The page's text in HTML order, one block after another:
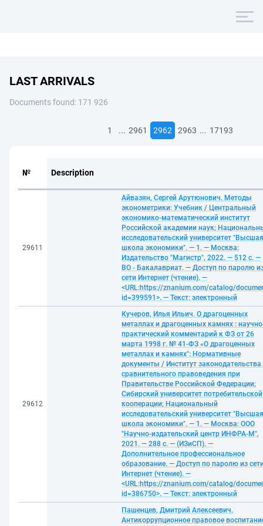
LAST ARRIVALS
Documents found: 171 926
1 ... 2961 2962 2963 ... 17193
№ Description
29611
Айвазян, Сергей Арутюнович. Методы
эконометрики: Учебник / Центральный
экономико-математический институт
Российской академии наук;
исследовательский университет "Высшая
школа экономики". — 1. — Москва:
Издательство "Магистр", 2022. — 512 с. —
ВО - Бакалавриат. — Доступ по паролю
сети Интернет (чтение). —
<URL:https://znanium.com/catalog/
id=399591>. — Текст: электронный
29612
Кучеров, Илья Ильич. О драгоценных
металлах и драгоценных камнях :
практический комментарий к ФЗ от 26
марта 1998 г. № 41-ФЗ «О драгоценных
металлах и камнях": Нормативные
документы / Институт законодательства
сравнительного правоведения при
Правительстве Российской Федерации;
Сибирский университет потребительской
кооперации; Национальный
исследовательский университет "Высшая
школа экономики". — 1. — Москва: ООО
"Научно-издательский центр ИНФРА-М",
2021. — 288 с. — (ИЗиСП). —
Дополнительное профессиональное
образование. — Доступ по паролю из
Интернет (чтение). —
<URL:https://znanium.com/catalog/
id=386750>. — Текст: электронный
Пашенцев, Дмитрий Алексеевич.
Антикоррупционное правовое